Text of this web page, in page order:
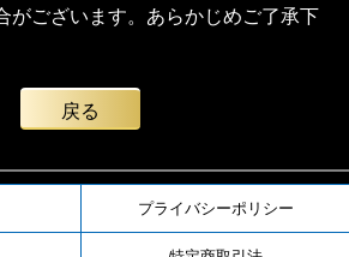
がございます。あらかじめご了承下
戻る
プライバシーポリシー